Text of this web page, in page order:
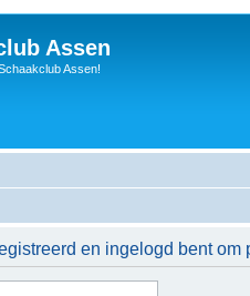
Assen
Assen!
en ingelogd bent om